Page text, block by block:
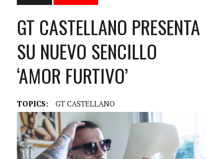
GT CASTELLANO PRESENTA
SU NUEVO SENCILLO
‘AMOR FURTIVO’
TOPICS: GT CASTELLANO